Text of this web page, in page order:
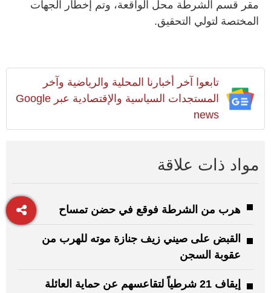
مقر قسم الشرطة محل الواقعة، وتم إخطار الجهات
المختصة لتولي التحقيق.
تابعوا آخر أخبارنا المحلية والرياضية وآخر
المستجدات السياسية والإقتصادية عبر Google
news
مواد ذات علاقة
هرب من الشرطة فوقع في حضن تمساح
القبض على صيني زيف جنازة موته للهرب من
عقوبة السجن
إيقاف 21 شرطياً لتقاعسهم عن حماية العائلة